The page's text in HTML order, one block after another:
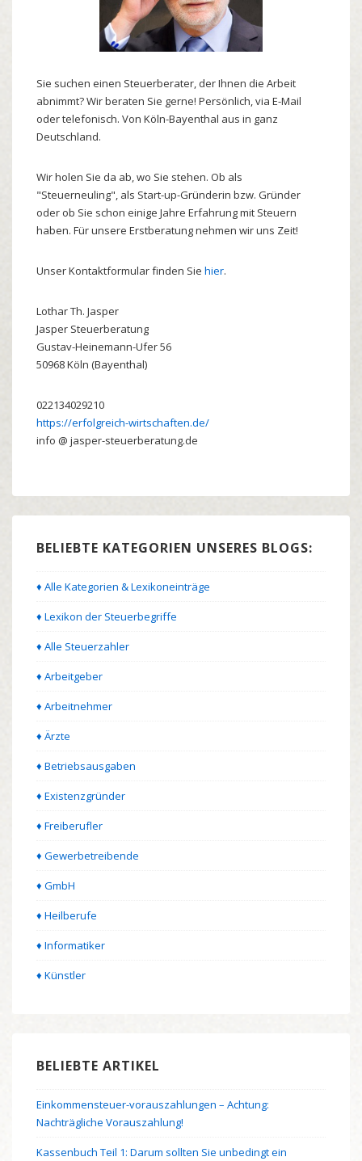
Sie suchen einen Steuerberater, der Ihnen die Arbeit
abnimmt? Wir beraten Sie gerne! Persönlich, via E-Mail
oder telefonisch. Von Köln-Bayenthal aus in ganz
Deutschland.
Wir holen Sie da ab, wo Sie stehen. Ob als
"Steuerneuling", als Start-up-Gründerin bzw. Gründer
oder ob Sie schon einige Jahre Erfahrung mit Steuern
haben. Für unsere Erstberatung nehmen wir uns Zeit!
Unser Kontaktformular finden Sie hier.
LotharTh. Jasper
Jasper Steuerberatung
Gustav-Heinemann-Ufer 56
50968Köln (Bayenthal)
022134029210
https://erfolgreich-wirtschaften.de/
info @ jasper-steuerberatung.de
BELIEBTE KATEGORIEN UNSERES BLOGS:
♦ Alle Kategorien & Lexikoneinträge
♦ Lexikon der Steuerbegriffe
♦ Alle Steuerzahler
♦ Arbeitgeber
♦ Arbeitnehmer
♦ Ärzte
♦ Betriebsausgaben
♦ Existenzgründer
♦ Freiberufler
♦ Gewerbetreibende
♦ GmbH
♦ Heilberufe
♦ Informatiker
♦ Künstler
BELIEBTE ARTIKEL
Einkommensteuer-vorauszahlungen – Achtung:
Nachträgliche Vorauszahlung!
Kassenbuch Teil 1: Darum sollten Sie unbedingt ein